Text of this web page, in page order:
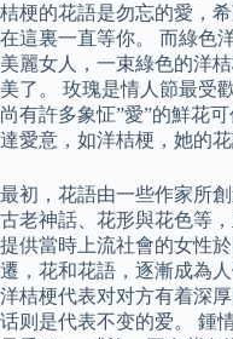
桔梗的花語是勿忘的愛，
在這裏一直等你。 而綠色
美麗女人，一束綠色的洋
美了。 玫瑰是情人節最受
尚有許多象怔”愛”的鮮花
達愛意，如洋桔梗，她的花
最初，花語由一些作家所
古老神話、花形與花色等
提供當時上流社會的女性
遷，花和花語，逐漸成為
洋桔梗代表对对方有着深
话则是代表不变的爱。 鍾